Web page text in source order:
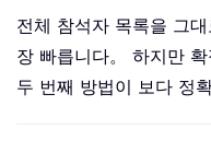
전체 참석자 목록을 그
장 빠릅니다。 하지만
두 번째 방법이 보다 정